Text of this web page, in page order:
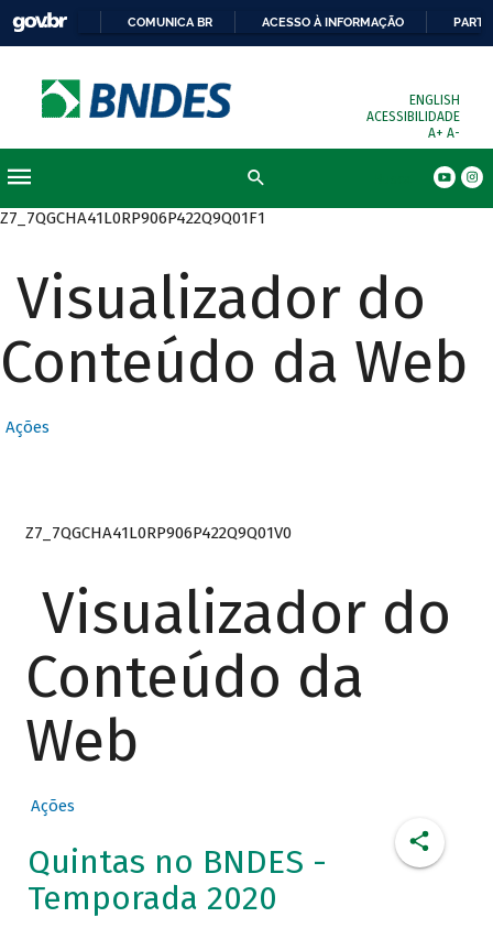
COMUNICA BR ACESSO À INFORMAÇÃO
ENGLISH
ACESSIBILIDADE
A+ A-
Z7_7QGCHA41L0RP906P422Q9Q01F1
Visualizador do
Conteúdo da Web
Ações
Z7_7QGCHA41L0RP906P422Q9Q01V0
Visualizador do
Conteúdo da
Web
Ações
Quintas no BNDES -
Temporada 2020